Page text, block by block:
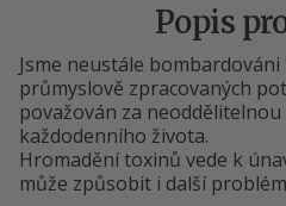
Popis
Jsme neustále
průmyslově zpracovaných
považován za
každodenního života.
Hromadění toxinů vede k
může způsobit i další